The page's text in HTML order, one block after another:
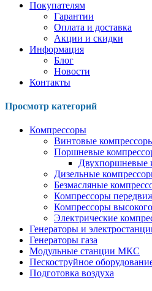
Покупателям
Гарантии
Оплата и доставка
Акции и скидки
Информация
Блог
Новости
Контакты
Просмотр категорий
Компрессоры
Винтовые
Поршневые
Двухпоршневые
Дизельные
Безмасляные
Компрессоры
Компрессоры
Электрические
Генераторы и
Генераторы газа
Модульные станции МКС
Пескоструйное
Подготовка воздуха